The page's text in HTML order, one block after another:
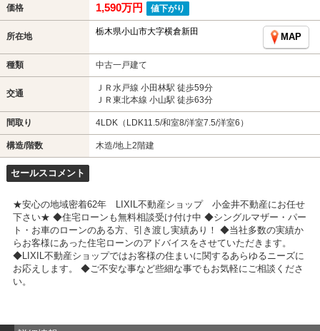
価格 1,590万円 値下がり
所在地 栃木県小山市大字横倉新田
MAP
種類 中古一戸建て
交通
ＪＲ水戸線 小田林駅 徒歩59分
ＪＲ東北本線 小山駅 徒歩63分
間取り 4LDK（LDK11.5/和室8/洋室7.5/洋室6）
構造/階数 木造/地上2階建
セールスコメント
★安心の地域密着62年 LIXIL不動産ショップ 小金井不動産にお任せ
下さい★ ◆住宅ローンも無料相談受け付け中 ◆シングルマザー・パー
ト・お車のローンのある方、引き渡し実績あり！ ◆当社多数の実績か
らお客様にあった住宅ローンのアドバイスをさせていただきます。
◆LIXIL不動産ショップではお客様の住まいに関するあらゆるニーズに
お応えします。 ◆ご不安な事など些細な事でもお気軽にご相談くださ
い。